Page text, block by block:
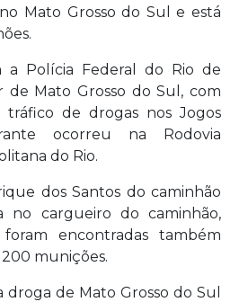
Mato Grosso do Sul e está
Polícia Federal do Rio de
de Mato Grosso do Sul, com
de drogas nos Jogos
ocorreu na Rodovia
do Rio.
dos Santos do caminhão
no cargueiro do caminhão,
encontradas também
200 munições.
de Mato Grosso do Sul